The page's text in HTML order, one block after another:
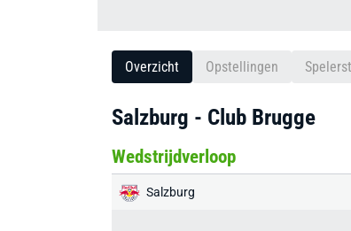
Overzicht Opstellingen
Salzburg - Club Brugge
Wedstrijdverloop
Salzburg